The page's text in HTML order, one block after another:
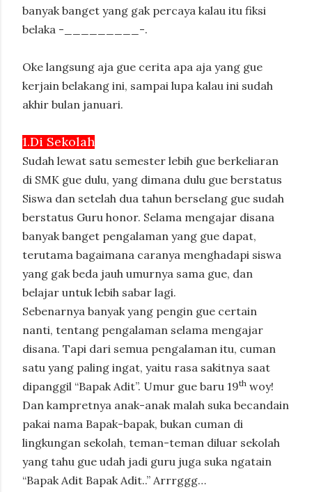
banyak banget yang gak percaya kalau itu fiksi
belaka -_________-.
Oke langsung aja gue cerita apa aja yang gue
kerjain belakang ini, sampai lupa kalau ini sudah
akhir bulan januari.
1.Di Sekolah
Sudah lewat satu semester lebih gue berkeliaran
di SMK gue dulu, yang dimana dulu gue berstatus
Siswa dan setelah dua tahun berselang gue sudah
berstatus Guru honor. Selama mengajar disana
banyak banget pengalaman yang gue dapat,
terutama bagaimana caranya menghadapi siswa
yang gak beda jauh umurnya sama gue, dan
belajar untuk lebih sabar lagi.
Sebenarnya banyak yang pengin gue certain
nanti, tentang pengalaman selama mengajar
disana. Tapi dari semua pengalaman itu, cuman
satu yang paling ingat, yaitu rasa sakitnya saat
dipanggil “Bapak Adit”. Umur gue baru 19th woy!
Dan kampretnya anak-anak malah suka becandain
pakai nama Bapak-bapak, bukan cuman di
lingkungan sekolah, teman-teman diluar sekolah
yang tahu gue udah jadi guru juga suka ngatain
“Bapak Adit Bapak Adit..” Arrrggg…